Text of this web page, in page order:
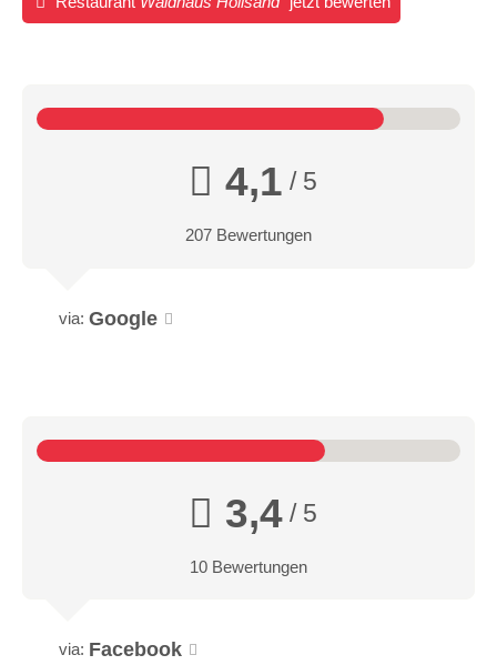
4,1 / 5
207 Bewertungen
via: Google
3,4/ 5
10 Bewertungen
via: Facebook